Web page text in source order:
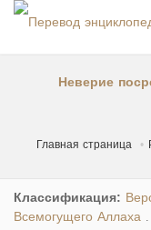
Главная страница
Классификация:
Всемогущего Аллаха